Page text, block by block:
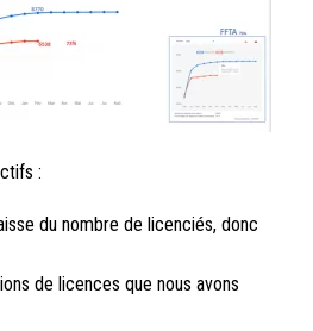
:
du nombre de licenciés, donc
de licences que nous avons